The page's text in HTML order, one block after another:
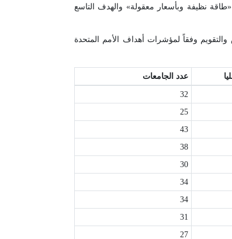
نظيفة وبأسعار معقولة» والهدف التاسع
فيه أكثر من 1603 جامعة من 116 دوله بالعالم خضعت للتنافس والتقويم وفقاً لمؤشرات أهداف الأمم المتحدة
عدد الجامعات
32
25
43
38
30
34
34
31
27